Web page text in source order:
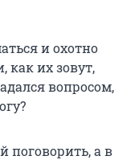
и охотно
как их зовут,
вопросом,
поговорить, а в